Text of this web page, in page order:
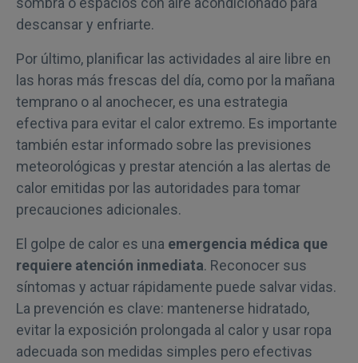
descansar y enfriarte.
Por último, planificar las actividades al aire libre en
las horas más frescas del día, como por la mañana
temprano o al anochecer, es una estrategia
efectiva para evitar el calor extremo. Es importante
también estar informado sobre las previsiones
meteorológicas y prestar atención a las alertas de
calor emitidas por las autoridades para tomar
precauciones adicionales.
El golpe de calor es una emergencia médica que
requiere atención inmediata. Reconocer sus
síntomas y actuar rápidamente puede salvar vidas.
La prevención es clave: mantenerse hidratado,
evitar la exposición prolongada al calor y usar ropa
adecuada son medidas simples pero efectivas